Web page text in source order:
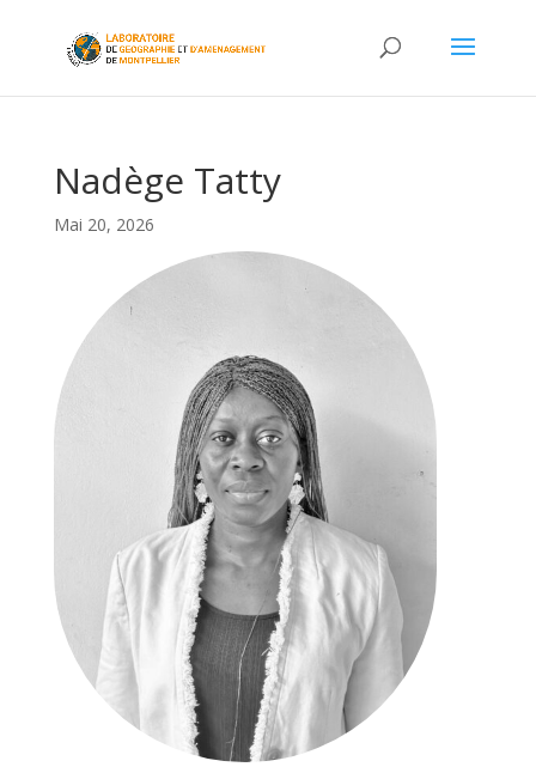
Nadège Tatty
Mai 20, 2026